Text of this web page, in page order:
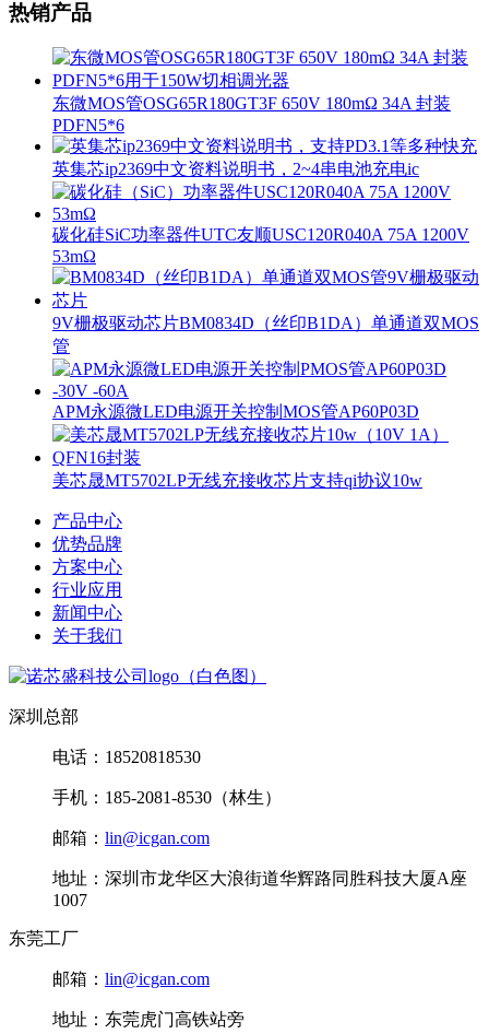
热销产品
东微MOS管OSG65R180GT3F 650V 180mΩ 34A 封装
PDFN5*6
英集芯ip2369中文资料说明书，2~4串电池充电ic
碳化硅SiC功率器件UTC友顺USC120R040A 75A 1200V
53mΩ
9V栅极驱动芯片BM0834D（丝印B1DA）单通道双MOS
管
APM永源微LED电源开关控制MOS管AP60P03D
美芯晟MT5702LP无线充接收芯片支持qi协议10w
产品中心
优势品牌
方案中心
行业应用
新闻中心
关于我们
深圳总部
电话：18520818530
手机：185-2081-8530（林生）
邮箱： lin@icgan.com
地址：深圳市龙华区大浪街道华辉路同胜科技大厦A座
1007
东莞工厂
邮箱： lin@icgan.com
地址：东莞虎门高铁站旁